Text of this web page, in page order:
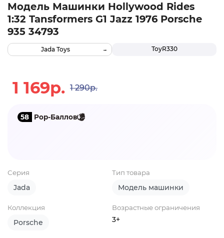
Модель Машинки Hollywood Rides
1:32 Tansformers G1 Jazz 1976 Porsche
935 34793
ТоуR330
Jada Toys
1 169р. 1 290р.
58 Pop-Баллов
Серия
Jada
Тип товара
Модель машинки
Коллекция
Porsche
Возрастные ограничения
3+